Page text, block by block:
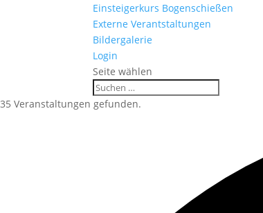
Einsteigerkurs Bogenschießen
Externe Verantstaltungen
Bildergalerie
Login
Seite wählen
35 Veranstaltungen gefunden.